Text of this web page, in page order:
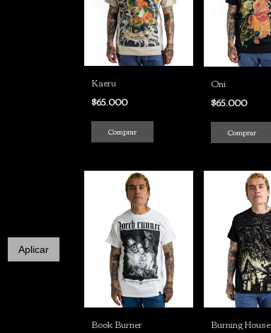
Aplicar
Kaeru
$65.000
Comprar
Oni
$65.000
Comprar
Book Burner
Burning House